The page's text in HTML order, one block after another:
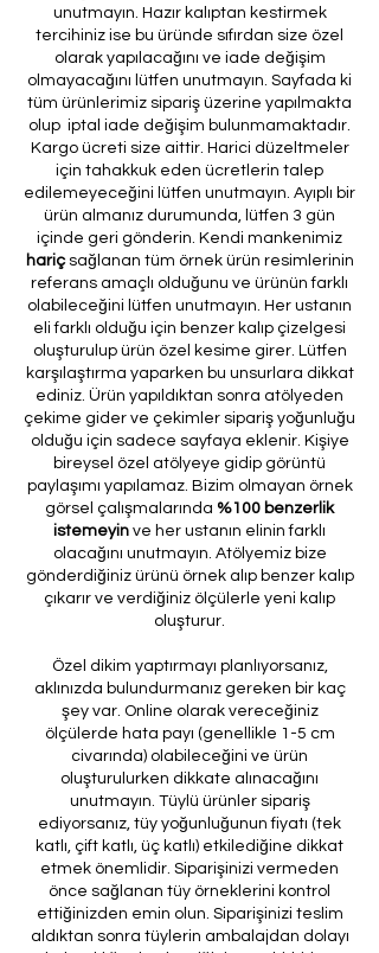
unutmayın. Hazır kalıptan kestirmek
tercihiniz ise bu üründe sıfırdan size özel
olarak yapılacağını ve iade değişim
olmayacağını lütfen unutmayın. Sayfada ki
tüm ürünlerimiz sipariş üzerine yapılmakta
olup iptal iade değişim bulunmamaktadır.
Kargo ücreti size aittir. Harici düzeltmeler
için tahakkuk eden ücretlerin talep
edilemeyeceğini lütfen unutmayın. Ayıplı bir
ürün almanız durumunda, lütfen 3 gün
içinde geri gönderin. Kendi mankenimiz
hariçsağlanan tüm örnek ürün resimlerinin
referans amaçlı olduğunu ve ürünün farklı
olabileceğini lütfen unutmayın. Her ustanın
eli farklı olduğu için benzer kalıp çizelgesi
oluşturulup ürün özel kesime girer. Lütfen
karşılaştırma yaparken bu unsurlara dikkat
ediniz. Ürün yapıldıktan sonra atölyeden
çekime gider ve çekimler sipariş yoğunluğu
olduğu için sadece sayfaya eklenir. Kişiye
bireysel özel atölyeye gidip görüntü
paylaşımı yapılamaz. Bizim olmayan örnek
görsel çalışmalarında %100 benzerlik
istemeyin ve her ustanın elinin farklı
olacağını unutmayın. Atölyemiz bize
gönderdiğiniz ürünü örnek alıp benzer kalıp
çıkarır ve verdiğiniz ölçülerle yeni kalıp
oluşturur.
Özel dikim yaptırmayı planlıyorsanız,
aklınızda bulundurmanız gereken bir kaç
şey var. Online olarak vereceğiniz
ölçülerde hata payı (genellikle 1-5 cm
civarında) olabileceğini ve ürün
oluşturulurken dikkate alınacağını
unutmayın. Tüylü ürünler sipariş
ediyorsanız, tüy yoğunluğunun fiyatı (tek
katlı, çift katlı, üç katlı) etkilediğine dikkat
etmek önemlidir. Siparişinizi vermeden
önce sağlanan tüy örneklerini kontrol
ettiğinizden emin olun. Siparişinizi teslim
aldıktan sonra tüylerin ambalajdan dolayı